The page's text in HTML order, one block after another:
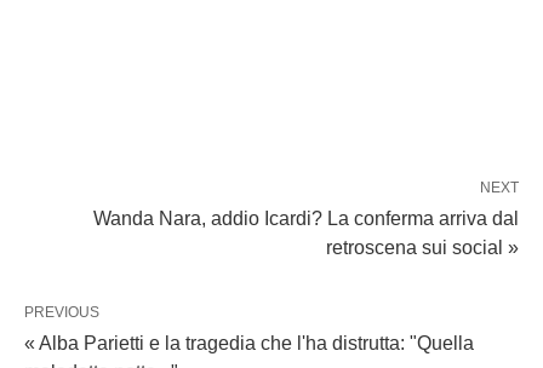
NEXT
Wanda Nara, addio Icardi? La conferma arriva dal
retroscena sui social »
PREVIOUS
« Alba Parietti e la tragedia che l'ha distrutta: "Quella